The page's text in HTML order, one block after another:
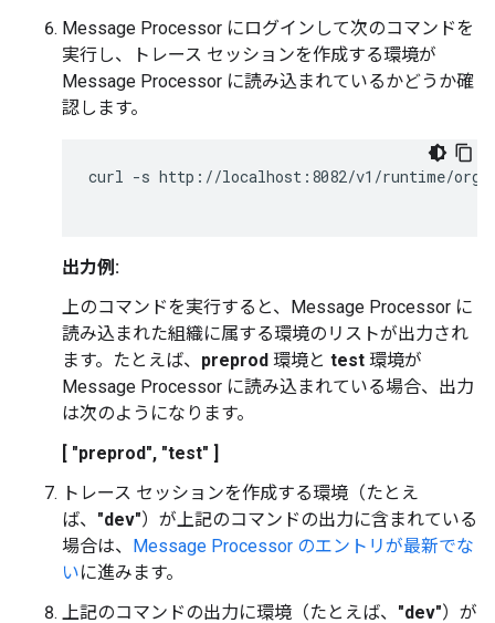
Message Processor にログインして次のコマンドを
実行し、トレース セッションを作成する環境が
Message Processor に読み込まれているかどうか確
認します。
curl -s http://localhost:8082/v1/runtime/
出力例:
上のコマンドを実行すると、Message Processor に
読み込まれた組織に属する環境のリストが出力され
ます。たとえば、 preprod 環境と test 環境が
Message Processor に読み込まれている場合、出力
は次のようになります。
[ "preprod", "test" ]
トレース セッションを作成する環境（たとえ
ば、 "dev"）が上記のコマンドの出力に含まれている
場合は、 Message Processor のエントリが最新でな
いに進みます。
上記のコマンドの出力に環境（たとえば、 "dev"）が